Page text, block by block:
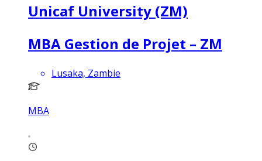
Unicaf University (ZM)
MBA Gestion de Projet – ZM
Lusaka, Zambie
MBA